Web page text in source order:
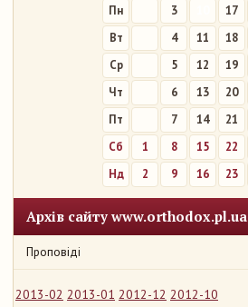
Пн 3 17
Вт
4 11 18
Ср
5 12 19
Чт
6 13 20
Пт
7 14 21
Сб
1 8 15 22
Нд
2 9 16 23
Архів сайту www.orthodox.pl.ua
Проповіді
2013-02 2013-01 2012-12 2012-10